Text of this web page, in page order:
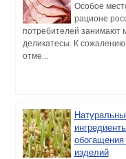
Особое
рационе
потребителей занимают
деликатесы. К
отме...
изделий